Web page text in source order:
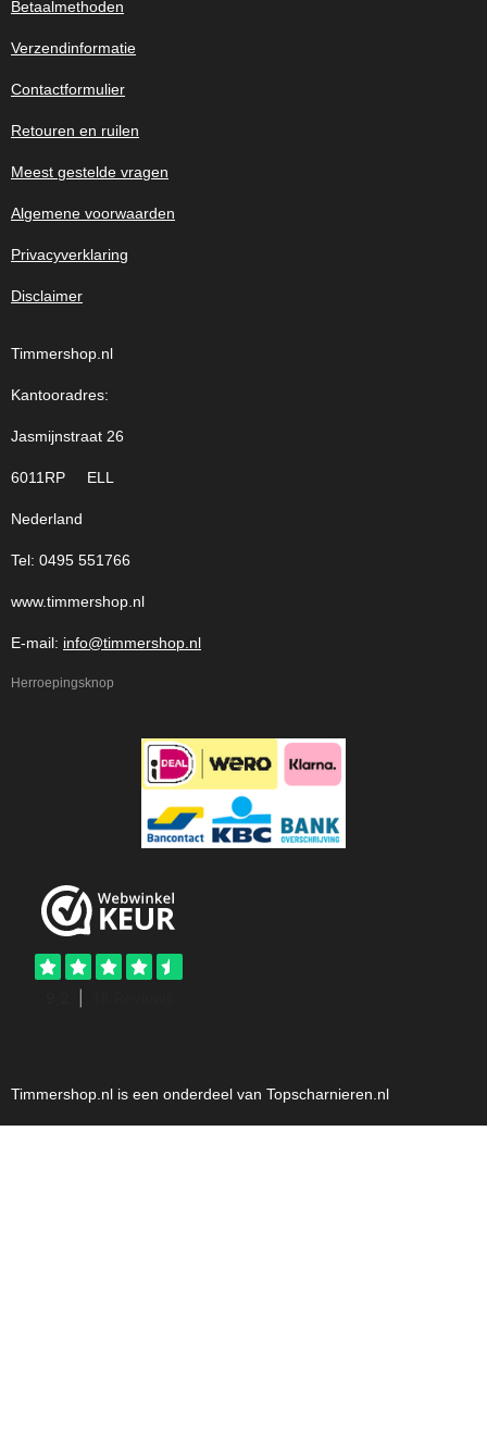
Betaalmethoden
Verzendinformatie
Contactformulier
Retouren en ruilen
Meest gestelde vragen
Algemene voorwaarden
Privacyverklaring
Disclaimer
Timmershop.nl
Kantooradres:
Jasmijnstraat 26
6011RP ELL
Nederland
Tel: 0495 551766
www.timmershop.nl
E-mail: info@timmershop.nl
Herroepingsknop
Timmershop.nl is een onderdeel van Topscharnieren.nl